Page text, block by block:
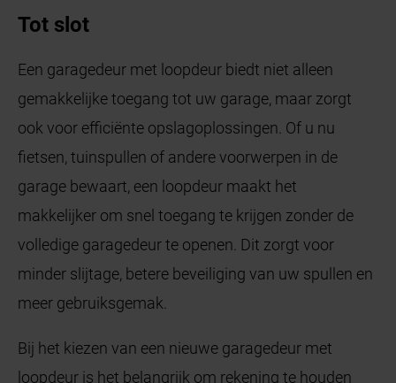
Tot slot
Een garagedeur met loopdeur biedt niet alleen
gemakkelijke toegang tot uw garage, maar zorgt
ook voor efficiënte opslagoplossingen. Of u nu
fietsen, tuinspullen of andere voorwerpen in de
garage bewaart, een loopdeur maakt het
makkelijker om snel toegang te krijgen zonder de
volledige garagedeur te openen. Dit zorgt voor
minder slijtage, betere beveiliging van uw spullen en
meer gebruiksgemak.
Bij het kiezen van een nieuwe garagedeur met
loopdeur is het belangrijk om rekening te houden